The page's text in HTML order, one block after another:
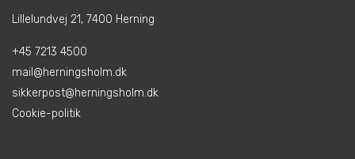
Lillelundvej 21, 7400 Herning
+45 7213 4500
mail@herningsholm.dk
sikkerpost@herningsholm.dk
Cookie-politik